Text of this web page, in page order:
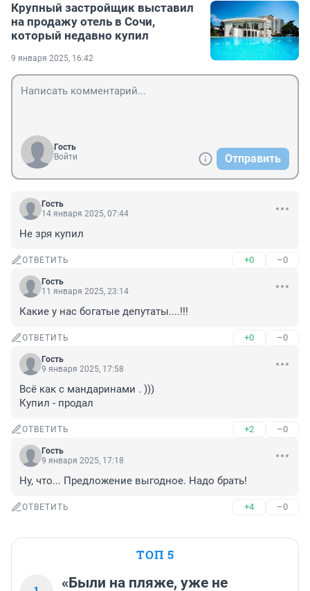
Крупный застройщик выставил
на продажу отель в Сочи,
который недавно купил
9 января 2025, 16:42
Гость
Войти
Отправить
Гость
14 января 2025, 07:44
Не зря купил
ОТВЕТИТЬ +0 –0
Гость
11 января 2025, 23:14
Какие у нас богатые депутаты....!!!
ОТВЕТИТЬ +0 –0
Гость
9 января 2025, 17:58
Всё как с мандаринами . )))
Купил - продал
ОТВЕТИТЬ +2 –0
Гость
9 января 2025, 17:18
Ну, что... Предложение выгодное. Надо брать!
ОТВЕТИТЬ +4 –0
ТОП 5
«Были на пляже, уже не